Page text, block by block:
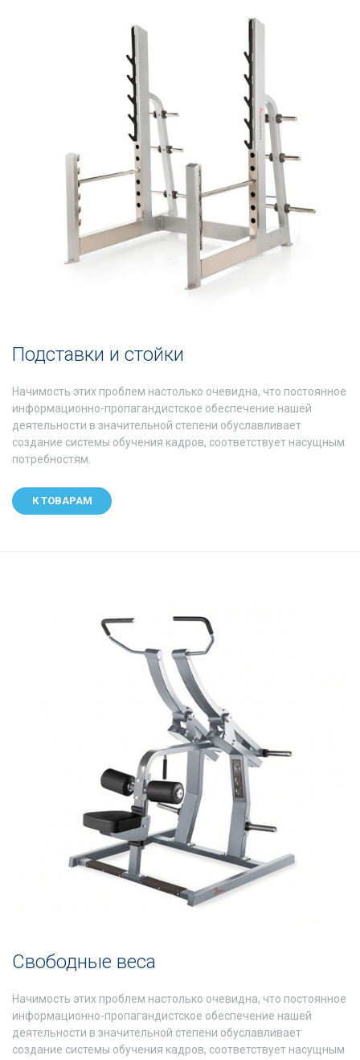
Подставки и стойки
Начимость этих проблем настолько очевидна, что постоянное
информационно-пропагандистское обеспечение нашей
деятельности в значительной степени обуславливает
создание системы обучения кадров, соответствует насущным
потребностям.
К ТОВАРАМ
Свободные веса
Начимость этих проблем настолько очевидна, что постоянное
информационно-пропагандистское обеспечение нашей
деятельности в значительной степени обуславливает
создание системы обучения кадров, соответствует насущным